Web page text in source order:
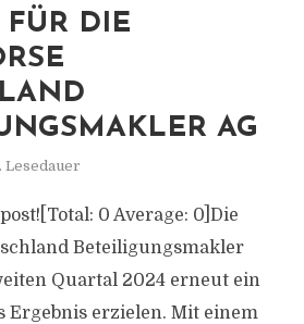
FÜR DIE
AG
Lesedauer
0 Average: 0]Die
Beteiligungsmakler
Quartal 2024 erneut ein
Ergebnis erzielen. Mit einem